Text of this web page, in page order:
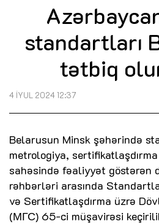
standartları
tətbiq
4 İYUL 2024 12:37
Belarusun Minsk şəhərində
metrologiya,
sahəsində fəaliyyət göstərən
rəhbərləri arasında
və Sertifikatlaşdırma üzrə
(МГС) 65-ci müşavirəsi